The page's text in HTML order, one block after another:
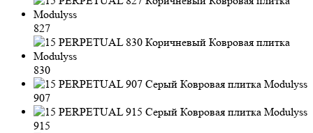
827
830
907
915